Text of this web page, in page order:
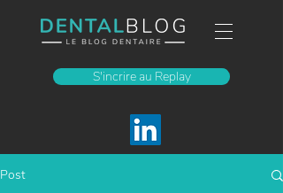
S'incrire au Replay
Post